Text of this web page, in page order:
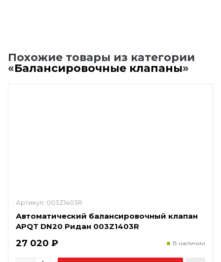
Похожие товары из категории
«Балансировочные клапаны»
Артикул: 003Z1403R
Автоматический балансировочный клапан
APQT DN20 Ридан 003Z1403R
27 020 ₽ В наличии